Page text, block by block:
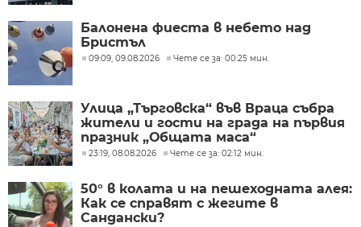
Балонена фиеста в небето над
Бристъл
09:09, 09.08.2026 Чете се за: 00:25 мин.
Улица „Търговска“ във Враца събра
жители и гости на града на първия
празник „Общата маса“
23:19, 08.08.2026 Чете се за: 02:12 мин.
50° в колата и на пешеходната алея:
Как се справят с жегите в
Сандански?